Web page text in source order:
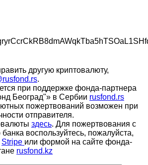
другую криптовалюту,
.
при поддержке фонда-партнера
Београд"» в Сербии rusfond.rs
пожертвований возможен при
отправителя.
здесь. Для пожертвования с
воспользуйтесь, пожалуйста,
Stripe или формой на сайте фонда-
rusfond.kz